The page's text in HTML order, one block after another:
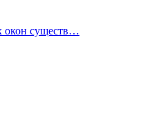
окон существ…